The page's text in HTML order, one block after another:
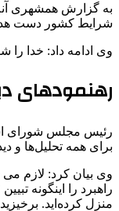
به گزارش همشهری
شرایط کشور دست
وی ادامه داد: خدا
رهنمودهای
رئیس مجلس شورای
برای همه تحلیل‌ها
وی بیان کرد: لازم می
راهبرد را اینگونه
منزل کرده‌اید.